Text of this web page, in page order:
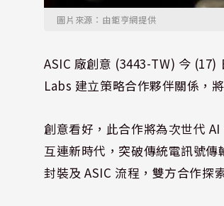
圖片來源：由鉅亨網提供
ASIC 廠創意 (3443-TW) 今
Labs 建立策略合作夥伴關係，
創意看好，此合作將為次世代
互連新時代，突破傳統電訊號
封裝及 ASIC 流程，雙方合作探